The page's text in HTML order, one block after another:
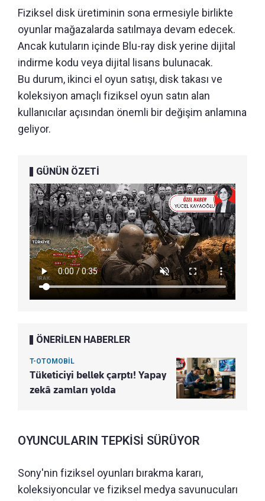
Fiziksel disk üretiminin sona ermesiyle birlikte
oyunlar mağazalarda satılmaya devam edecek.
Ancak kutuların içinde Blu-ray disk yerine dijital
indirme kodu veya dijital lisans bulunacak.
Bu durum, ikinci el oyun satışı, disk takası ve
koleksiyon amaçlı fiziksel oyun satın alan
kullanıcılar açısından önemli bir değişim anlamına
geliyor.
GÜNÜN ÖZETİ
ÖNERİLEN HABERLER
T-OTOMOBİL
Tüketiciyi bellek çarptı! Yapay
zekâ zamları yolda
OYUNCULARIN TEPKİSİ SÜRÜYOR
Sony'nin fiziksel oyunları bırakma kararı,
koleksiyoncular ve fiziksel medya savunucuları